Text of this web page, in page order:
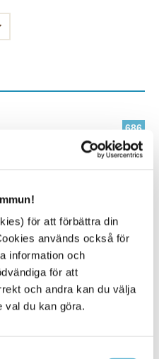
för att förbättra din
används också för
information och
för att
och andra kan du välja
val du kan göra.
686